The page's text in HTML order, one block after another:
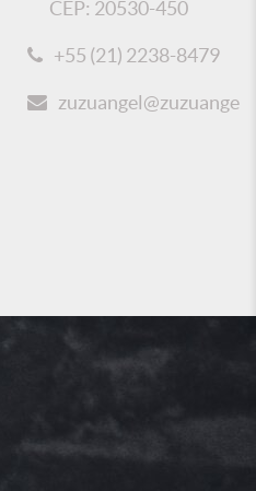
CEP: 20530-450
+55 (21) 2238-8479